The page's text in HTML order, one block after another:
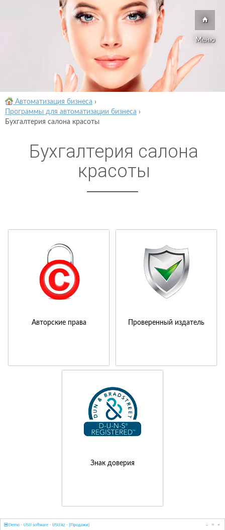
Меню
Автоматизация бизнеса ›
Программы для автоматизации бизнеса ›
Бухгалтерия салона красоты
Бухгалтерия салона
красоты
Авторские права Проверенный издатель
Знак доверия